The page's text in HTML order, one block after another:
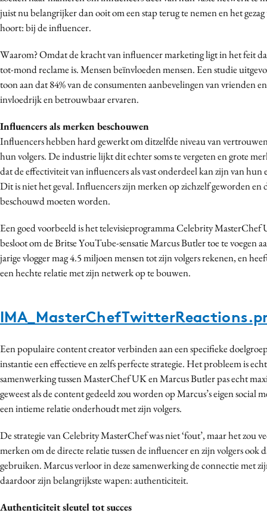
Merkstrategie
PR
Purpose Marketing
Reputatie & crisis
juist nu belangrijker dan ooit om een stap terug te nemen en het
hoort: bij de influencer.
Waarom? Omdat de kracht van influencer marketing ligt in het feit
tot-mond reclame is. Mensen beïnvloeden mensen. Een studie
toon aan dat 84% van de consumenten aanbevelingen van vrienden
invloedrijk en betrouwbaar ervaren.
Influencers als merken beschouwen
Influencers hebben hard gewerkt om ditzelfde niveau van
hun volgers. De industrie lijkt dit echter soms te vergeten en grote
dat de effectiviteit van influencers als vast onderdeel kan zijn van hun
Dit is niet het geval. Influencers zijn merken op zichzelf geworden en
beschouwd moeten worden.
Een goed voorbeeld is het televisieprogramma Celebrity MasterChef
besloot om de Britse YouTube-sensatie Marcus Butler toe te voegen
jarige vlogger mag 4.5 miljoen mensen tot zijn volgers rekenen, en
een hechte relatie met zijn netwerk op te bouwen.
Een populaire content creator verbinden aan een specifieke
instantie een effectieve en zelfs perfecte strategie. Het probleem is
samenwerking tussen MasterChef UK en Marcus Butler pas echt
geweest als de content gedeeld zou worden op Marcus’s eigen social
een intieme relatie onderhoudt met zijn volgers.
De strategie van Celebrity MasterChef was niet ‘fout’, maar het zou
merken om de directe relatie tussen de influencer en zijn volgers ook
gebruiken. Marcus verloor in deze samenwerking de connectie met
daardoor zijn belangrijkste wapen: authenticiteit.
Authenticiteit sleutel tot succes